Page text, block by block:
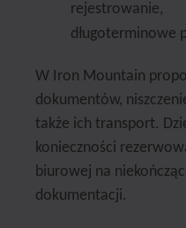
rejestrowanie,
długoterminowe
W Iron Mountain
dokumentów,
także ich transport.
konieczności
biurowej na
dokumentacji.